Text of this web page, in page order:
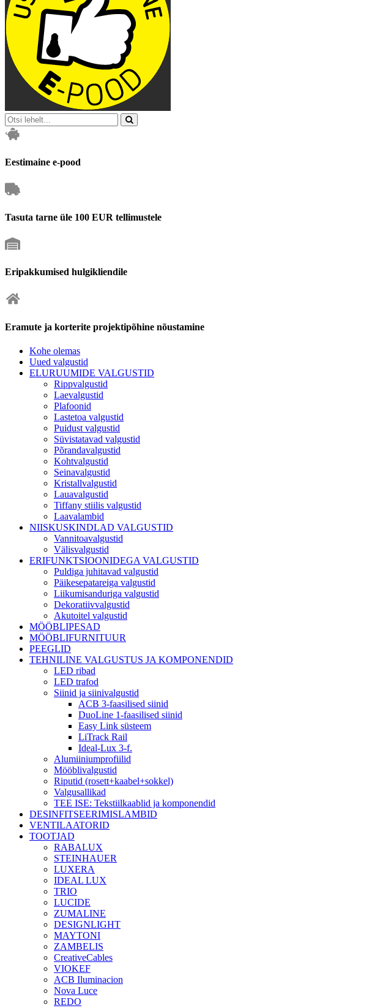
Eestimaine e-pood
Tasuta tarne üle 100 EUR tellimustele
Eripakkumised hulgikliendile
Eramute ja korterite projektipõhine nõustamine
Kohe olemas
Uued valgustid
ELURUUMIDE VALGUSTID
Rippvalgustid
Laevalgustid
Plafoonid
Lastetoa valgustid
Puidust valgustid
Süvistatavad valgustid
Põrandavalgustid
Kohtvalgustid
Seinavalgustid
Kristallvalgustid
Lauavalgustid
Tiffany stiilis valgustid
Laavalambid
NIISKUSKINDLAD VALGUSTID
Vannitoavalgustid
Välisvalgustid
ERIFUNKTSIOONIDEGA VALGUSTID
Puldiga juhitavad valgustid
Päikesepatareiga valgustid
Liikumisanduriga valgustid
Dekoratiivvalgustid
Akutoitel valgustid
MÖÖBLIPESAD
MÖÖBLIFURNITUUR
PEEGLID
TEHNILINE VALGUSTUS JA KOMPONENDID
LED ribad
LED trafod
Siinid ja siinivalgustid
ACB 3-faasilised siinid
DuoLine 1-faasilised siinid
Easy Link süsteem
LiTrack Rail
Ideal-Lux 3-f.
Alumiiniumprofiilid
Mööblivalgustid
Riputid (rosett+kaabel+sokkel)
Valgusallikad
TEE ISE: Tekstiilkaablid ja komponendid
DESINFITSEERIMISLAMBID
VENTILAATORID
TOOTJAD
RABALUX
STEINHAUER
LUXERA
IDEAL LUX
TRIO
LUCIDE
ZUMALINE
DESIGNLIGHT
MAYTONI
ZAMBELIS
CreativeCables
VIOKEF
ACB Iluminacion
Nova Luce
REDO